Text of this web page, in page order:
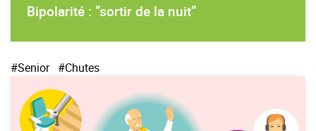
Bipolarité : ”sortir de la nuit”
#Senior #Chutes